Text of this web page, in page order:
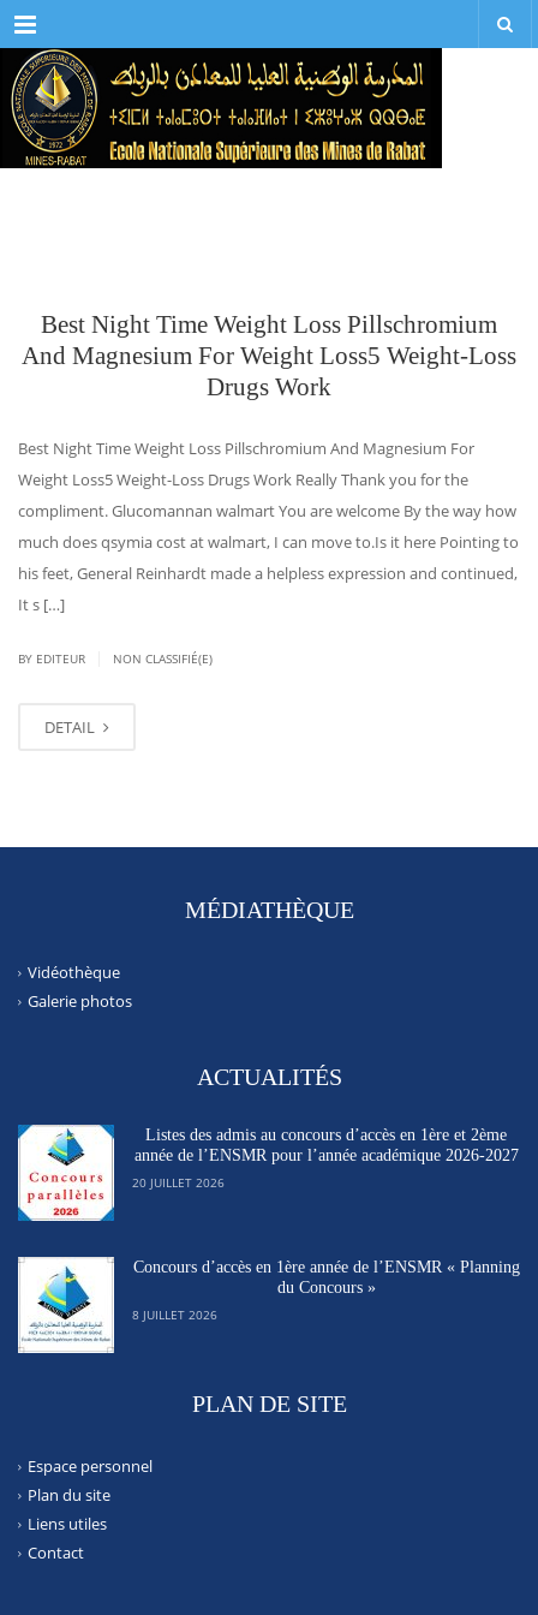
Menu
Best Night Time Weight Loss Pillschromium
And Magnesium For Weight Loss5 Weight-Loss
Drugs Work
Best Night Time Weight Loss Pillschromium And Magnesium For
Weight Loss5 Weight-Loss Drugs Work Really Thank you for the
compliment. Glucomannan walmart You are welcome By the way how
much does qsymia cost at walmart, I can move to.Is it here Pointing to
his feet, General Reinhardt made a helpless expression and continued,
It s […]
BY EDITEUR NON CLASSIFIÉ(E)
DETAIL
MÉDIATHÈQUE
Vidéothèque
Galerie photos
ACTUALITÉS
Listes des admis au concours d’accès en 1ère et 2ème
année de l’ENSMR pour l’année académique 2026-2027
20 JUILLET 2026
Concours d’accès en 1ère année de l’ENSMR « Planning
du Concours »
8 JUILLET 2026
PLAN DE SITE
Espace personnel
Plan du site
Liens utiles
Contact